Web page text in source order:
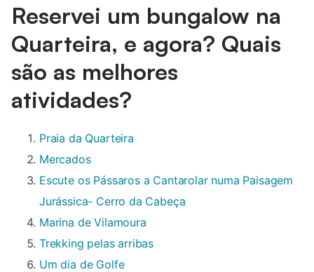
Reservei um bungalow na
Quarteira, e agora? Quais
são as melhores
atividades?
Praia da Quarteira
Mercados
Escute os Pássaros a Cantarolar numa Paisagem
Jurássica- Cerro da Cabeça
Marina de Vilamoura
Trekking pelas arribas
Um dia de Golfe